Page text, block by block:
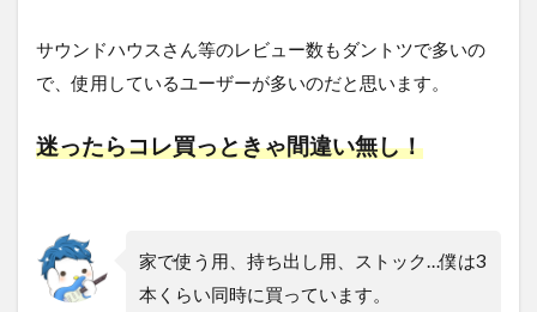
サウンドハウスさん等のレビュー数もダントツで多いの
で、使用しているユーザーが多いのだと思います。
迷ったらコレ買っときゃ間違い無し！
家で使う用、持ち出し用、ストック…僕は3
本くらい同時に買っています。